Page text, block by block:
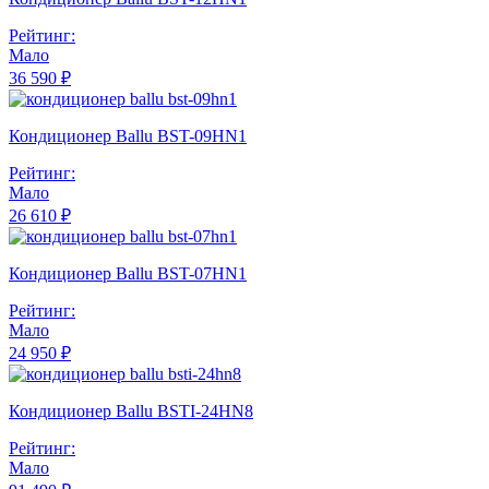
Рейтинг:
Мало
36 590 ₽
Кондиционер Ballu BST-09HN1
Рейтинг:
Мало
26 610 ₽
Кондиционер Ballu BST-07HN1
Рейтинг:
Мало
24 950 ₽
Кондиционер Ballu BSTI-24HN8
Рейтинг:
Мало